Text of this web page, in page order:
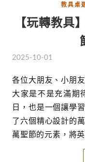
教具桌
【玩轉教具
2025-10-01
各位大朋友、小朋友們，一年一度的萬聖節就快到了！
大家是不是充滿期
日，也是一個讓學
了六個精心設計的
萬聖節的元素，將